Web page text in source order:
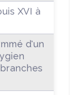
XVI à
d'un